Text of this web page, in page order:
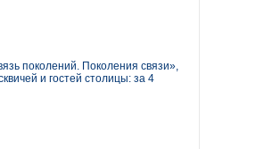
поколений. Поколения связи»,
и гостей столицы: за 4